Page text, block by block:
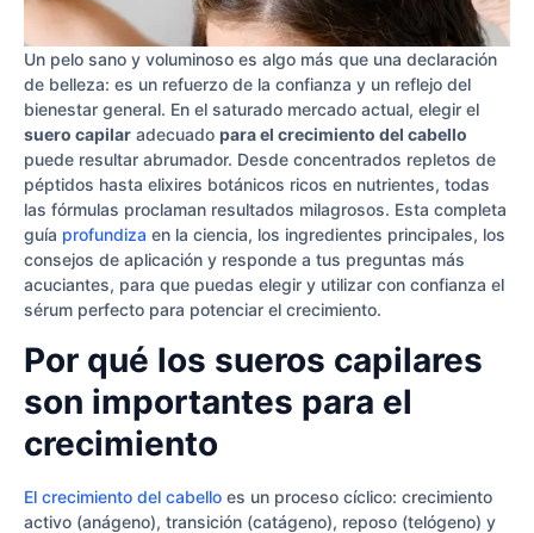
Un pelo sano y voluminoso es algo más que una declaración
de belleza: es un refuerzo de la confianza y un reflejo del
bienestar general. En el saturado mercado actual, elegir el
suero capilar adecuado para el crecimiento del cabello
puede resultar abrumador. Desde concentrados repletos de
péptidos hasta elixires botánicos ricos en nutrientes, todas
las fórmulas proclaman resultados milagrosos. Esta completa
guía profundiza en la ciencia, los ingredientes principales, los
consejos de aplicación y responde a tus preguntas más
acuciantes, para que puedas elegir y utilizar con confianza el
sérum perfecto para potenciar el crecimiento.
Por qué los sueros capilares
son importantes para el
crecimiento
El crecimiento del cabello es un proceso cíclico: crecimiento
activo (anágeno), transición (catágeno), reposo (telógeno) y